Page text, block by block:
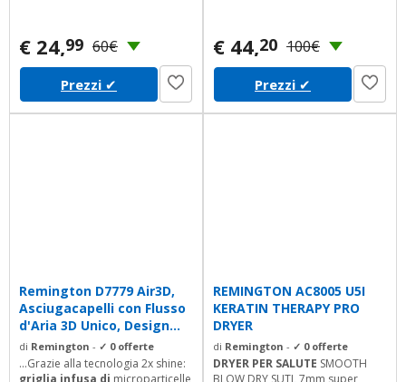
€ 24,99 60€
Prezzi ✔
performance costanti del
dispositivo e capelli in ottima
salute. Un sistema professionale
con ventola AC genera un
potente flusso d'aria che,
abbinato all'alta precisione dei...
€ 44,20 100€
Prezzi ✔
Remington D7779 Air3D,
Asciugacapelli con Flusso
d'Aria 3D Unico, Design...
di Remington - ✓ 0 offerte
...Grazie alla tecnologia 2x shine:
griglia infusa di microparticelle
REMINGTON AC8005 U5I
KERATIN THERAPY PRO
DRYER
di Remington - ✓ 0 offerte
DRYER PER SALUTE SMOOTH
BLOW DRY SUTL 7mm super